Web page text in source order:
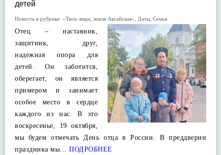
детей
Новость в рубрике: «Твои люди, земля Аксайская» Даты Семья
Отец – наставник,
защитник, друг,
надежная опора для
детей. Он заботится,
оберегает, он является
примером и занимает
особое место в сердце
каждого из нас. В это
воскресенье, 19 октября,
мы будем отмечать День отца в России. В преддверии
праздника мы… ПОДРОБНЕЕ